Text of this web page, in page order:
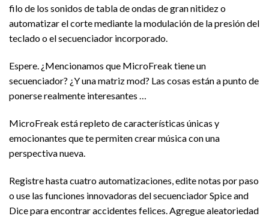
filo de los sonidos de tabla de ondas de gran nitidez o
automatizar el corte mediante la modulación de la presión del
teclado o el secuenciador incorporado.
Espere. ¿Mencionamos que MicroFreak tiene un
secuenciador? ¿Y una matriz mod? Las cosas están a punto de
ponerse realmente interesantes …
MicroFreak está repleto de características únicas y
emocionantes que te permiten crear música con una
perspectiva nueva.
Registre hasta cuatro automatizaciones, edite notas por paso
o use las funciones innovadoras del secuenciador Spice and
Dice para encontrar accidentes felices. Agregue aleatoriedad